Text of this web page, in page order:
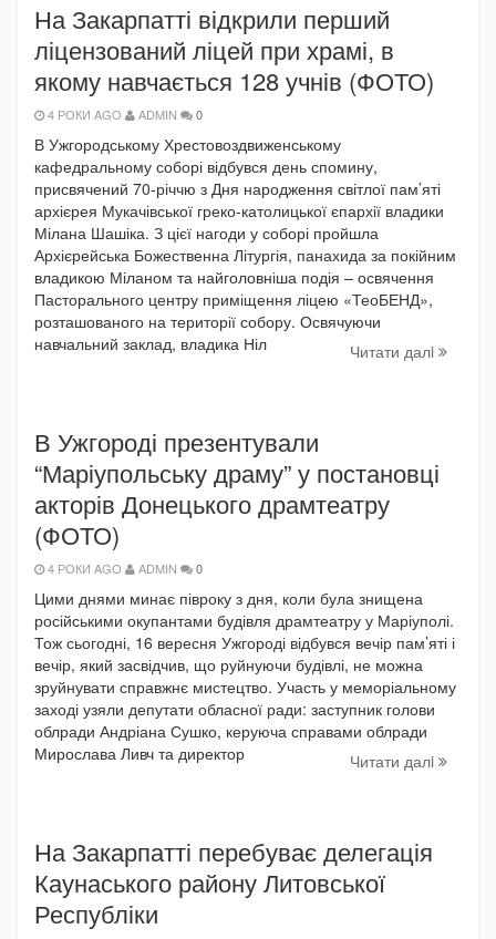
На Закарпатті відкрили перший
ліцензований ліцей при храмі, в
якому навчається 128 учнів (ФОТО)
4 РОКИ AGO ADMIN 0
В Ужгородському Хрестовоздвиженському
кафедральному соборі відбувся день спомину,
присвячений 70-річчю з Дня народження світлої пам’яті
архієрея Мукачівської греко-католицької єпархії владики
Мілана Шашіка. З цієї нагоди у соборі пройшла
Архієрейська Божественна Літургія, панахида за покійним
владикою Міланом та найголовніша подія – освячення
Пасторального центру приміщення ліцею «ТеоБЕНД»,
розташованого на території собору. Освячуючи
навчальний заклад, владика Ніл
Читати далi
В Ужгороді презентували
“Маріупольську драму” у постановці
акторів Донецького драмтеатру
(ФОТО)
4 РОКИ AGO ADMIN 0
Цими днями минає півроку з дня, коли була знищена
російськими окупантами будівля драмтеатру у Маріуполі.
Тож сьогодні, 16 вересня Ужгороді відбувся вечір пам’яті і
вечір, який засвідчив, що руйнуючи будівлі, не можна
зруйнувати справжнє мистецтво. Участь у меморіальному
заході узяли депутати обласної ради: заступник голови
облради Андріана Сушко, керуюча справами облради
Мирослава Ливч та директор
Читати далi
На Закарпатті перебуває делегація
Каунаського району Литовської
Республіки